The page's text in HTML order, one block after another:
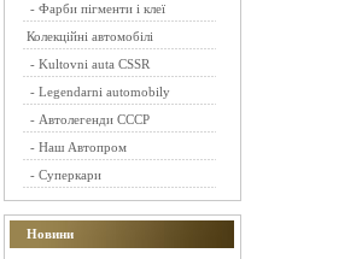
- Фарби пігменти і клеї
Колекційні автомобілі
- Kultovni auta CSSR
- Legendarni automobily
- Автолегенди СССР
- Наш Автопром
- Суперкари
Новини